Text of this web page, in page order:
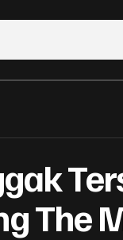
sih yang
The